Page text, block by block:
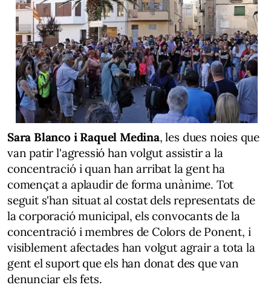
Sara Blanco i Raquel Medina, les dues noies que
van patir l'agressió han volgut assistir a la
concentració i quan han arribat la gent ha
començat a aplaudir de forma unànime. Tot
seguit s'han situat al costat dels representats de
la corporació municipal, els convocants de la
concentració i membres de Colors de Ponent, i
visiblement afectades han volgut agrair a tota la
gent el suport que els han donat des que van
denunciar els fets.